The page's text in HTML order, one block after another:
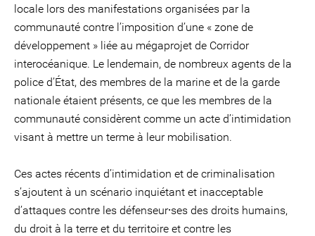
locale lors des manifestations organisées par la
communauté contre l’imposition d’une « zone de
développement » liée au mégaprojet de Corridor
interocéanique. Le lendemain, de nombreux agents de la
police d’État, des membres de la marine et de la garde
nationale étaient présents, ce que les membres de la
communauté considèrent comme un acte d’intimidation
visant à mettre un terme à leur mobilisation.
Ces actes récents d’intimidation et de criminalisation
s’ajoutent à un scénario inquiétant et inacceptable
d’attaques contre les défenseur⸱ses des droits humains,
du droit à la terre et du territoire et contre les